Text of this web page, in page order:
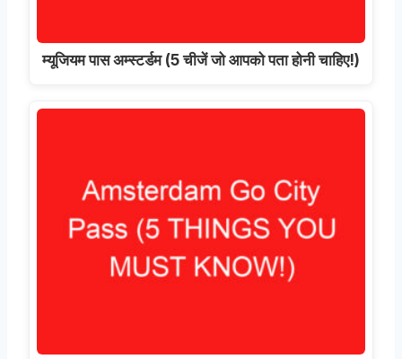
म्यूजियम पास अम्स्टर्डम (5 चीजें जो आपको पता होनी चाहिए!)